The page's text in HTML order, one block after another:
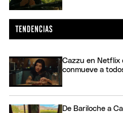
Cazzu en Netflix
conmueve a
De Bariloche a